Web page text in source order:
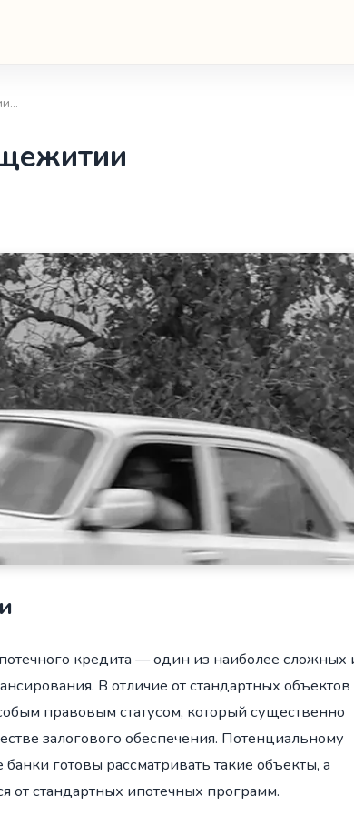
кредита — один из наиболее сложных
В отличие от стандартных объектов
правовым статусом, который существенно
залогового обеспечения. Потенциальному
готовы рассматривать такие объекты, а
от стандартных ипотечных программ.